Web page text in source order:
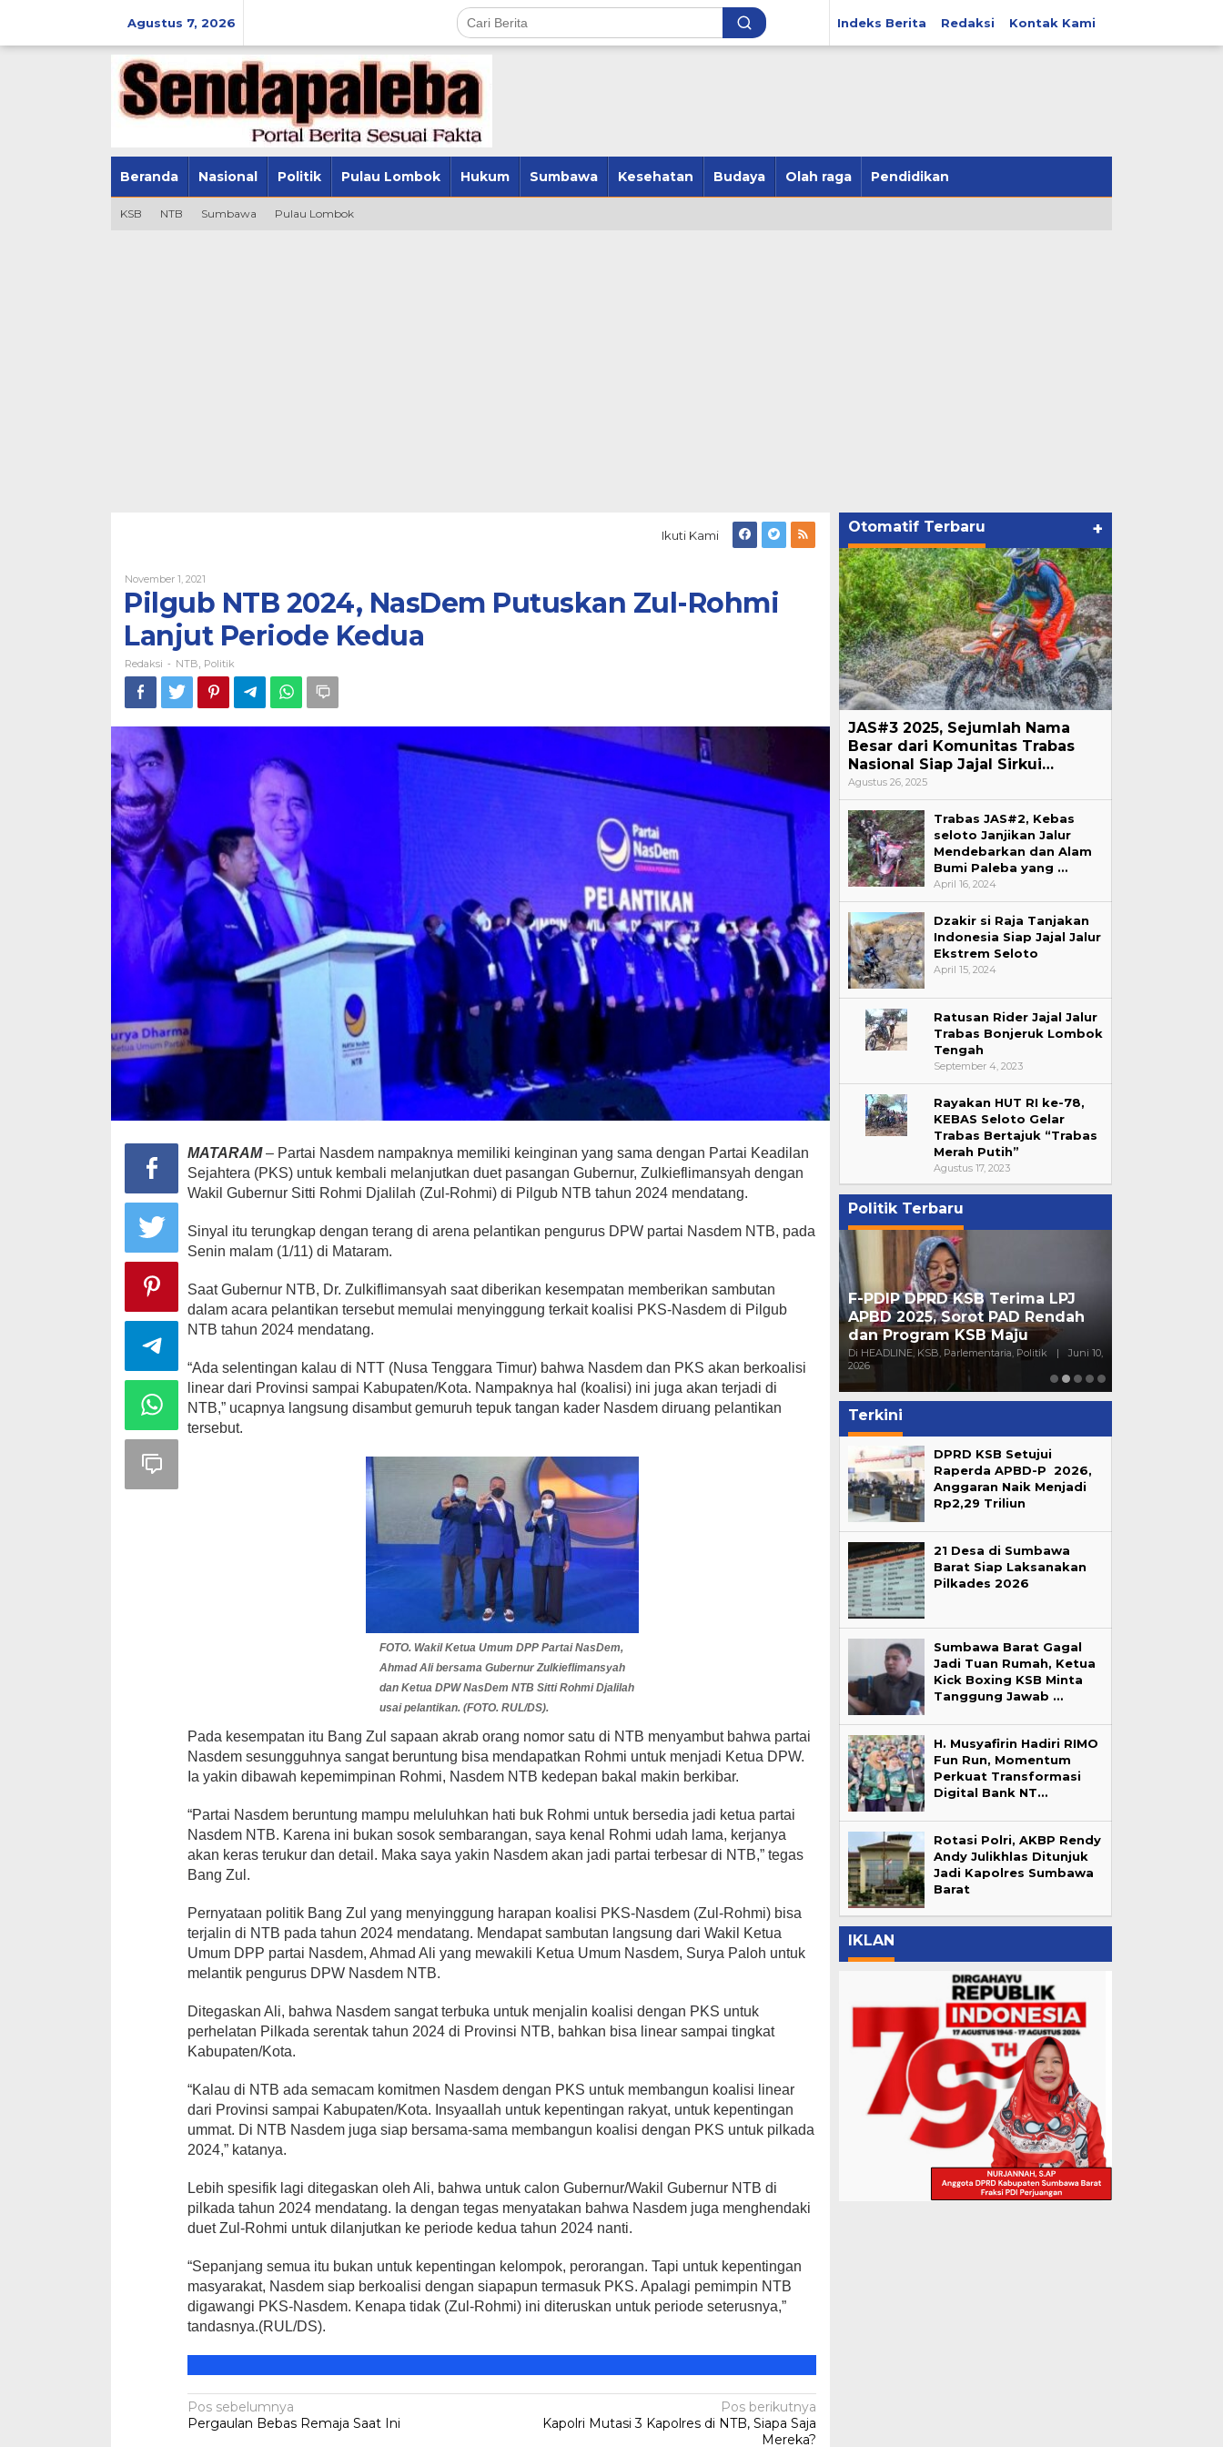
Agustus 7, 2026 Indeks Berita Redaksi Kontak Kami
Beranda Nasional Politik Pulau Lombok Hukum Sumbawa Kesehatan Budaya Olah raga Pendidikan
KSB NTB Sumbawa Pulau Lombok
Ikuti Kami
November 1, 2021
Redaksi
Pilgub NTB 2024, NasDem Putuskan Zul-Rohmi
Lanjut Periode Kedua
Redaksi - NTB Politik
MATARAM– Partai Nasdem nampaknya memiliki keinginan yang sama dengan Partai Keadilan
Sejahtera (PKS) untuk kembali melanjutkan duet pasangan Gubernur, Zulkieflimansyah dengan
Wakil Gubernur Sitti Rohmi Djalilah (Zul-Rohmi) di Pilgub NTB tahun 2024 mendatang.
Sinyal itu terungkap dengan terang di arena pelantikan pengurus DPW partai Nasdem NTB, pada
Senin malam (1/11) di Mataram.
Saat Gubernur NTB, Dr. Zulkiflimansyah saat diberikan kesempatan memberikan sambutan
dalam acara pelantikan tersebut memulai menyinggung terkait koalisi PKS-Nasdem di Pilgub
NTB tahun 2024 mendatang.
“Ada selentingan kalau di NTT (Nusa Tenggara Timur) bahwa Nasdem dan PKS akan berkoalisi
linear dari Provinsi sampai Kabupaten/Kota. Nampaknya hal (koalisi) ini juga akan terjadi di
NTB,” ucapnya langsung disambut gemuruh tepuk tangan kader Nasdem diruang pelantikan
tersebut.
FOTO. Wakil Ketua Umum DPP Partai NasDem,
Ahmad Ali bersama Gubernur Zulkieflimansyah
dan Ketua DPW NasDem NTB Sitti Rohmi Djalilah
usai pelantikan. (FOTO. RUL/DS).
Pada kesempatan itu Bang Zul sapaan akrab orang nomor satu di NTB menyambut bahwa partai
Nasdem sesungguhnya sangat beruntung bisa mendapatkan Rohmi untuk menjadi Ketua DPW.
Ia yakin dibawah kepemimpinan Rohmi, Nasdem NTB kedepan bakal makin berkibar.
“Partai Nasdem beruntung mampu meluluhkan hati buk Rohmi untuk bersedia jadi ketua partai
Nasdem NTB. Karena ini bukan sosok sembarangan, saya kenal Rohmi udah lama, kerjanya
akan keras terukur dan detail. Maka saya yakin Nasdem akan jadi partai terbesar di NTB,” tegas
Bang Zul.
Pernyataan politik Bang Zul yang menyinggung harapan koalisi PKS-Nasdem (Zul-Rohmi) bisa
terjalin di NTB pada tahun 2024 mendatang. Mendapat sambutan langsung dari Wakil Ketua
Umum DPP partai Nasdem, Ahmad Ali yang mewakili Ketua Umum Nasdem, Surya Paloh untuk
melantik pengurus DPW Nasdem NTB.
Ditegaskan Ali, bahwa Nasdem sangat terbuka untuk menjalin koalisi dengan PKS untuk
perhelatan Pilkada serentak tahun 2024 di Provinsi NTB, bahkan bisa linear sampai tingkat
Kabupaten/Kota.
“Kalau di NTB ada semacam komitmen Nasdem dengan PKS untuk membangun koalisi linear
dari Provinsi sampai Kabupaten/Kota. Insyaallah untuk kepentingan rakyat, untuk kepentingan
ummat. Di NTB Nasdem juga siap bersama-sama membangun koalisi dengan PKS untuk pilkada
2024,” katanya.
Lebih spesifik lagi ditegaskan oleh Ali, bahwa untuk calon Gubernur/Wakil Gubernur NTB di
pilkada tahun 2024 mendatang. Ia dengan tegas menyatakan bahwa Nasdem juga menghendaki
duet Zul-Rohmi untuk dilanjutkan ke periode kedua tahun 2024 nanti.
“Sepanjang semua itu bukan untuk kepentingan kelompok, perorangan. Tapi untuk kepentingan
masyarakat, Nasdem siap berkoalisi dengan siapapun termasuk PKS. Apalagi pemimpin NTB
digawangi PKS-Nasdem. Kenapa tidak (Zul-Rohmi) ini diteruskan untuk periode seterusnya,”
tandasnya.(RUL/DS).
Navigasi
pos
Pos sebelumnya
Pergaulan Bebas Remaja Saat Ini
Pos berikutnya
Kapolri Mutasi 3 Kapolres di NTB, Siapa Saja
Mereka?
Otomatif Terbaru +
JAS#3 2025, Sejumlah Nama
Besar dari Komunitas Trabas
Nasional Siap Jajal Sirkui…
Agustus 26, 2025
Trabas JAS#2, Kebas
seloto Janjikan Jalur
Mendebarkan dan Alam
Bumi Paleba yang …
April 16, 2024
Dzakir si Raja Tanjakan
Indonesia Siap Jajal Jalur
Ekstrem Seloto
April 15, 2024
Ratusan Rider Jajal Jalur
Trabas Bonjeruk Lombok
Tengah
September 4, 2023
Rayakan HUT RI ke-78,
KEBAS Seloto Gelar
Trabas Bertajuk “Trabas
Merah Putih”
Agustus 17, 2023
Politik Terbaru
Peringatan Hari Kartini,
Nurjannah Sampaikan Pesan
Di HEADLINE, KSB, Politik, SOSOK | April 21, 2026
Legislator PDIP KSB
Mengucapkan Selamat Tahun
2026
F-PDIP DPRD KSB Terima LPJ
APBD 2025, Sorot PAD Rendah
dan Program KSB Maju
Di HEADLINE, KSB, Parlementaria, Politik |
Juni 10,
2026
Terkini
DPRD KSB Setujui
Raperda APBD-P 2026,
Anggaran Naik Menjadi
Rp2,29 Triliun
21 Desa di Sumbawa
Barat Siap Laksanakan
Pilkades 2026
Sumbawa Barat Gagal
Jadi Tuan Rumah, Ketua
Kick Boxing KSB Minta
Tanggung Jawab …
H. Musyafirin Hadiri RIMO
Fun Run, Momentum
Perkuat Transformasi
Digital Bank NT…
Rotasi Polri, AKBP Rendy
Andy Julikhlas Ditunjuk
Jadi Kapolres Sumbawa
Barat
IKLAN